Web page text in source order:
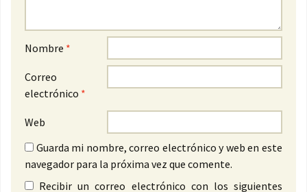
Nombre *
Correo
electrónico *
Web
Guarda mi nombre, correo electrónico y web en este
navegador para la próxima vez que comente.
Recibir un correo electrónico con los siguientes